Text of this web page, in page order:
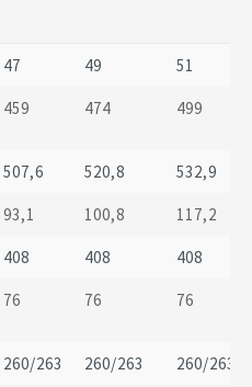
47 49 51
459 474 499
507,6 520,8 532,9
93,1 100,8 117,2
408 408 408
76 76 76
260/263 260/263 260/263